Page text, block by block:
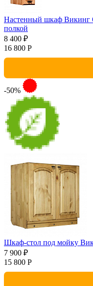
Настенный шкаф Викинг
полкой
8 400 ₽
16 800 Р
-50%
Шкаф-стол под мойку
7 900 ₽
15 800 Р